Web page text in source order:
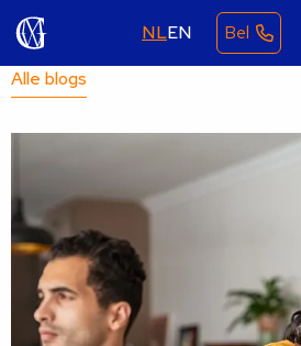
NLEN Bel
Alle blogs